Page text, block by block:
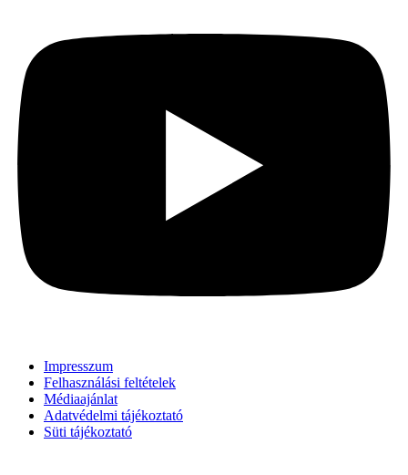
Impresszum
Felhasználási feltételek
Médiaajánlat
Adatvédelmi tájékoztató
Süti tájékoztató